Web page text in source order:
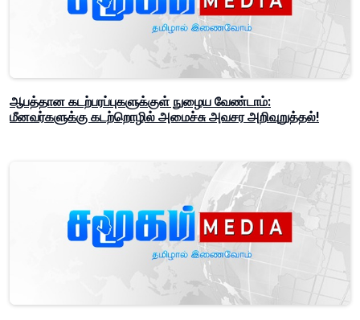
ஆபத்தான கடற்பரப்புகளுக்குள் நுழைய வேண்டாம்:
மீனவர்களுக்கு கடற்றொழில் அமைச்சு அவசர அறிவுறுத்தல்!